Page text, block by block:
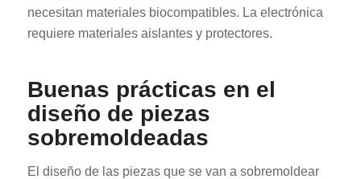
necesitan materiales biocompatibles. La electrónica
requiere materiales aislantes y protectores.
Buenas prácticas en el
diseño de piezas
sobremoldeadas
El diseño de las piezas que se van a sobremoldear
EL
SV
HU
RO